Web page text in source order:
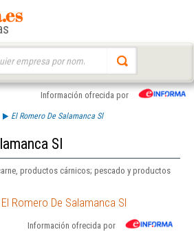
Información ofrecida por
El Romero De Salamanca Sl
Sl
productos cárnicos; pescado y productos
Romero De Salamanca Sl
Información ofrecida por